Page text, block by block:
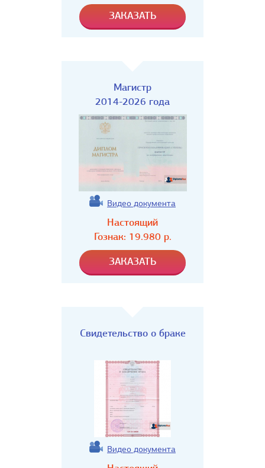
Магистр
2014-2026 года
Видео документа
Настоящий
Гознак: 19.980р.
Свидетельство о браке
Видео документа